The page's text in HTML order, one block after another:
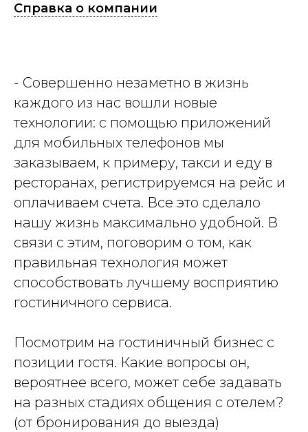
Справка о компании
- Совершенно незаметно в жизнь
каждого из нас вошли новые
технологии: с помощью приложений
для мобильных телефонов мы
заказываем, к примеру, такси и еду в
ресторанах, регистрируемся на рейс и
оплачиваем счета. Все это сделало
нашу жизнь максимально удобной. В
связи с этим, поговорим о том, как
правильная технология может
способствовать лучшему восприятию
гостиничного сервиса.
Посмотрим на гостиничный бизнес с
позиции гостя. Какие вопросы он,
вероятнее всего, может себе задавать
на разных стадиях общения с отелем?
(от бронирования до выезда)